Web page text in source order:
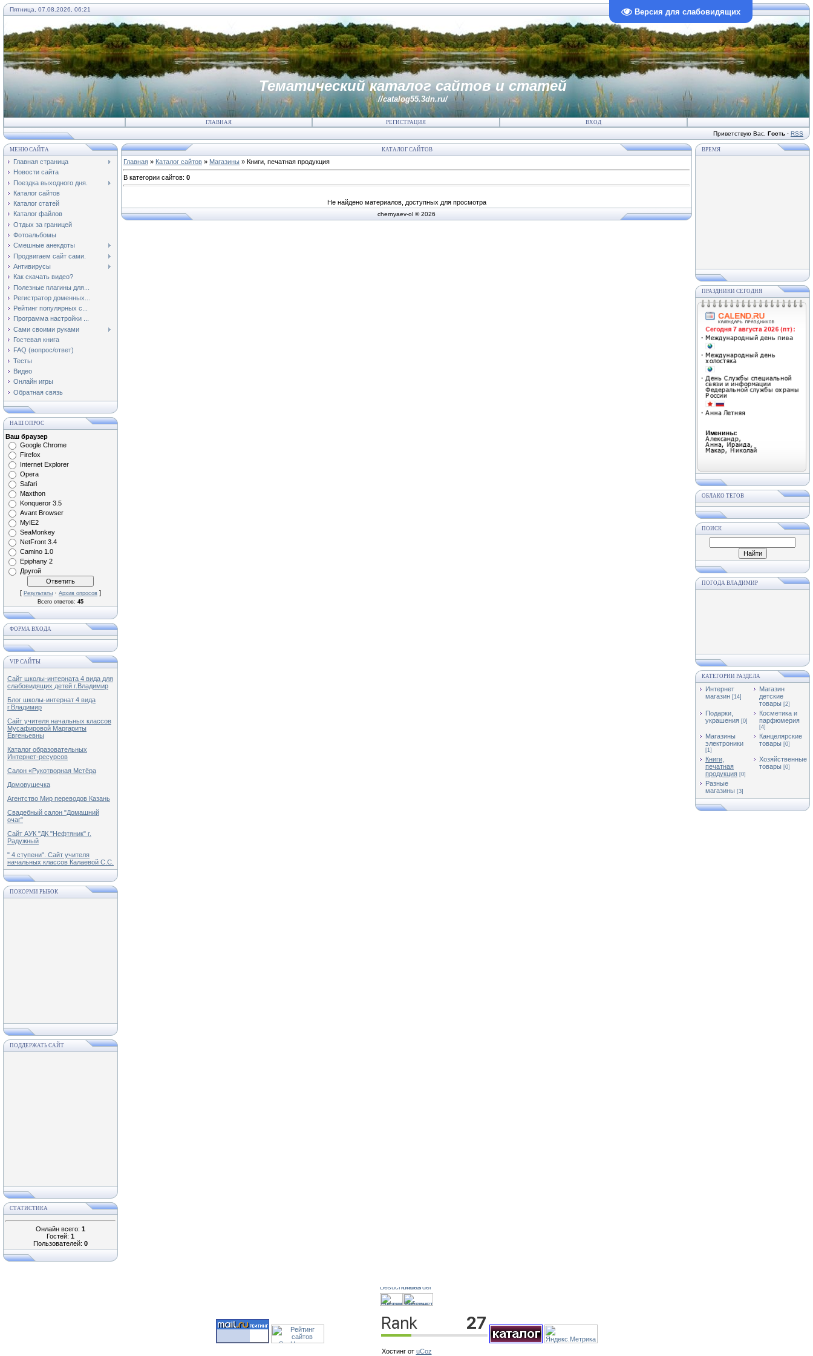
Версия для слабовидящих
Пятница, 07.08.2026, 06:21
Тематический каталог сайтов и статей
//catalog55.3dn.ru/
ГЛАВНАЯ РЕГИСТРАЦИЯ ВХОД
Приветствую Вас Гость · RSS
МЕНЮ САЙТА
Главная страница
Новости сайта
Поездка выходного дня.
Каталог сайтов
Каталог статей
Каталог файлов
Отдых за границей
Фотоальбомы
Смешные анекдоты
Продвигаем сайт сами.
Антивирусы
Как скачать видео?
Полезные плагины для...
Регистратор доменных...
Рейтинг популярных с...
Программа настройки ...
Сами своими руками
Гостевая книга
FAQ (вопрос/ответ)
Тесты
Видео
Онлайн игры
Обратная связь
НАШ ОПРОС
Ваш браузер
Google Chrome
Firefox
Internet Explorer
Opera
Safari
Maxthon
Konqueror 3.5
Avant Browser
MyIE2
SeaMonkey
NetFront 3.4
Camino 1.0
Epiphany 2
Другой
[ Результаты · Архив опросов ]
Всего ответов: 45
ФОРМА ВХОДА
VIP САЙТЫ
Сайт школы-интерната 4 вида для
слабовидящих детей г.Владимир
Блог школы-интернат 4 вида
г.Владимир
Сайт учителя начальных классов
Мусафировой Маргариты
Евгеньевны
Каталог образовательных
Интернет-ресурсов
Салон «Рукотворная Мстёра
Домовушечка
Агентство Мир переводов Казань
Свадебный салон "Домашний
очаг"
Сайт АУК "ДК "Нефтяник" г.
Радужный
" 4 ступени". Сайт учителя
начальных классов Калаевой С.С.
ПОКОРМИ РЫБОК
ПОДДЕРЖАТЬ САЙТ
СТАТИСТИКА
Онлайн всего: 1
Гостей: 1
Пользователей: 0
КАТАЛОГ САЙТОВ
Главная » Каталог сайтов » Магазины » Книги, печатная продукция
В категории сайтов: 0
Не найдено материалов, доступных для просмотра
chernyaev-ol © 2026
ВРЕМЯ
ПРАЗДНИКИ СЕГОДНЯ
ОБЛАКО ТЕГОВ
ПОИСК
ПОГОДА ВЛАДИМИР
КАТЕГОРИИ РАЗДЕЛА
Интернет
магазин [14]
Магазин
детские
товары [2]
Подарки,
украшения [0]
Косметика и
парфюмерия
[4]
Магазины
электроники
[1]
Канцелярские
товары [0]
Книги,
печатная
продукция [0]
Хозяйственные
товары [0]
Разные
магазины [3]
Хостинг от uCoz